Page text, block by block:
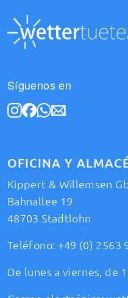
Síguenos en
OFICINA Y
Kippert & Willemsen
Bahnallee 19
48703 Stadtlohn
Teléfono: +49 (0) 2563
De lunes a viernes, de